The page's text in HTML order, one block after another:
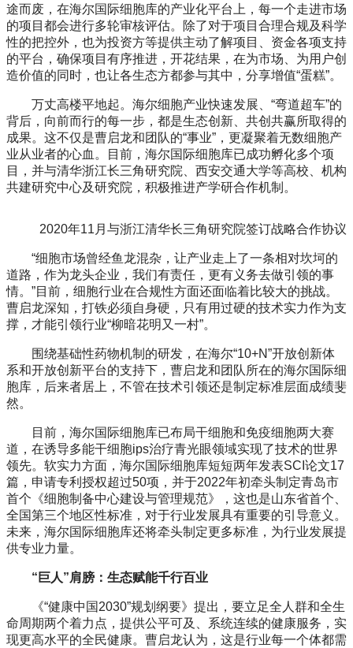
途而废，在海尔国际细胞库的产业化平台上，每一个走进市场
的项目都会进行多轮审核评估。除了对于项目合理合规及科学
性的把控外，也为投资方等提供主动了解项目、资金各项支持
的平台，确保项目有序推进，开花结果，在为市场、为用户创
造价值的同时，也让各生态方都参与其中，分享增值“蛋糕”。
万丈高楼平地起。海尔细胞产业快速发展、“弯道超车”的
背后，向前而行的每一步，都是生态创新、共创共赢所取得的
成果。这不仅是曹启龙和团队的“事业”，更凝聚着无数细胞产
业从业者的心血。目前，海尔国际细胞库已成功孵化多个项
目，并与清华浙江长三角研究院、西安交通大学等高校、机构
共建研究中心及研究院，积极推进产学研合作机制。
2020年11月与浙江清华长三角研究院签订战略合作协议
“细胞市场曾经鱼龙混杂，让产业走上了一条相对坎坷的
道路，作为龙头企业，我们有责任，更有义务去做引领的事
情。”目前，细胞行业在合规性方面还面临着比较大的挑战。
曹启龙深知，打铁必须自身硬，只有用过硬的技术实力作为支
撑，才能引领行业“柳暗花明又一村”。
围绕基础性药物机制的研发，在海尔“10+N”开放创新体
系和开放创新平台的支持下，曹启龙和团队所在的海尔国际细
胞库，后来者居上，不管在技术引领还是制定标准层面成绩斐
然。
目前，海尔国际细胞库已布局干细胞和免疫细胞两大赛
道，在诱导多能干细胞ips治疗青光眼领域实现了技术的世界
领先。软实力方面，海尔国际细胞库短短两年发表SCI论文17
篇，申请专利授权超过50项，并于2022年初牵头制定青岛市
首个《细胞制备中心建设与管理规范》，这也是山东省首个、
全国第三个地区性标准，对于行业发展具有重要的引导意义。
未来，海尔国际细胞库还将牵头制定更多标准，为行业发展提
供专业力量。
“巨人”肩膀：生态赋能千行百业
《“健康中国2030”规划纲要》提出，要立足全人群和全生
命周期两个着力点，提供公平可及、系统连续的健康服务，实
现更高水平的全民健康。曹启龙认为，这是行业每一个体都需